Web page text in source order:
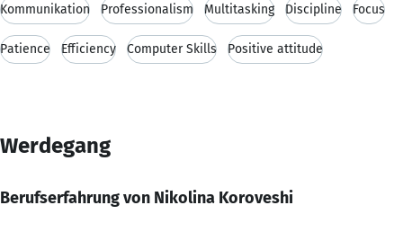
Kommunikation Professionalism Multitasking Discipline Focus
Patience Efficiency Computer Skills Positive attitude
Werdegang
Berufserfahrung von Nikolina Koroveshi